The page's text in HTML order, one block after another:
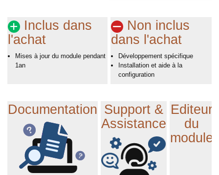
Inclus dans
l'achat
Mises à jour du module pendant
1an
Non inclus
dans l'achat
Développement spécifique
Installation et aide à la
configuration
Documentation Support &
Assistance
Editeur
du
module